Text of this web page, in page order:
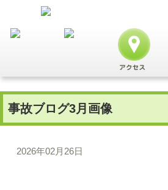
事故ブログ3月画像
2026年02月26日